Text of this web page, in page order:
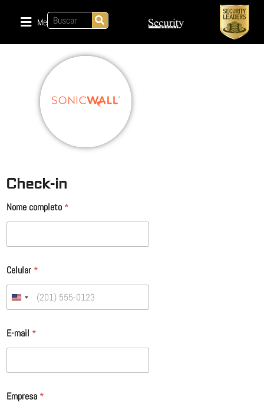
Menu
Check-in
Nome completo *
Celular *
United States +1
E-mail *
Empresa *